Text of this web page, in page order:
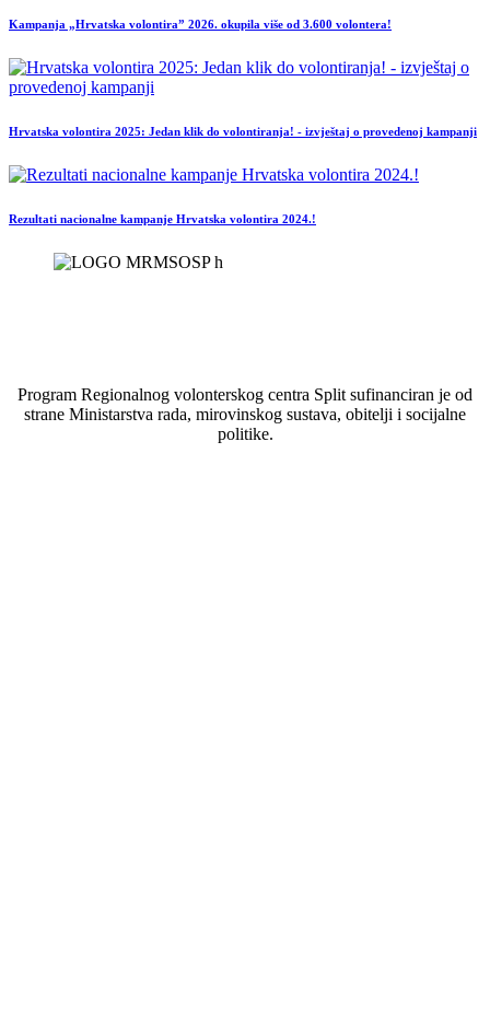
Kampanja „Hrvatska volontira” 2026. okupila više od 3.600 volontera!
Hrvatska volontira 2025: Jedan klik do volontiranja! - izvještaj o provedenoj kampanji
Rezultati nacionalne kampanje Hrvatska volontira 2024.!
Program Regionalnog volonterskog centra Split sufinanciran je od
strane Ministarstva rada, mirovinskog sustava, obitelji i socijalne
politike.